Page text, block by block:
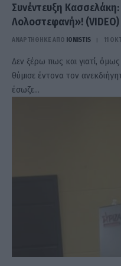
Συνέντευξη
Λολοστεφανή»! (VIDEO)
ΑΝΑΡΤΗΘΗΚΕ ΑΠΟ IONISTIS 11
Δεν ξέρω πως και γιατί,
θύμισε έντονα τον
έσωζε…